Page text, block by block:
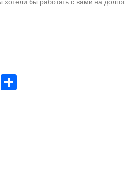
хотели бы работать с вами на
Share